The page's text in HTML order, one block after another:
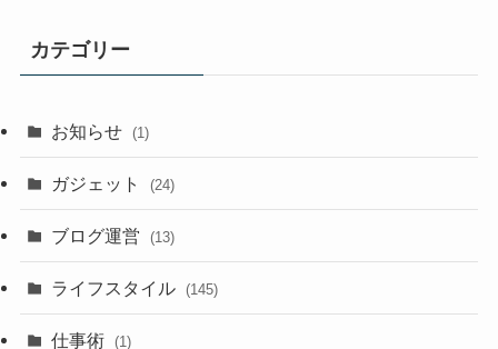
カテゴリー
お知らせ (1)
ガジェット (24)
ブログ運営 (13)
ライフスタイル (145)
仕事術 (1)